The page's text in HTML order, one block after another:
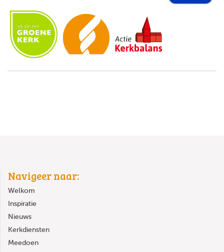
Navigeer naar:
Welkom
Inspiratie
Nieuws
Kerkdiensten
Meedoen